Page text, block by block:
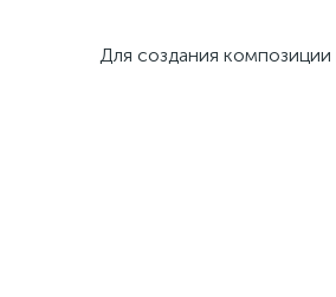
Для создания композиции